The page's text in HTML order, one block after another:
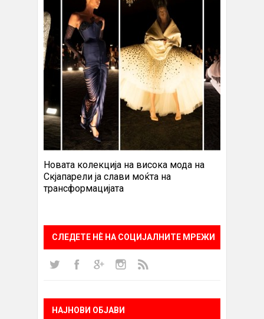
Новата колекција на висока мода на
Скјапарели ја слави моќта на
трансформацијата
СЛЕДЕТЕ НÈ НА СОЦИЈАЛНИТЕ МРЕЖИ
НАЈНОВИ ОБЈАВИ